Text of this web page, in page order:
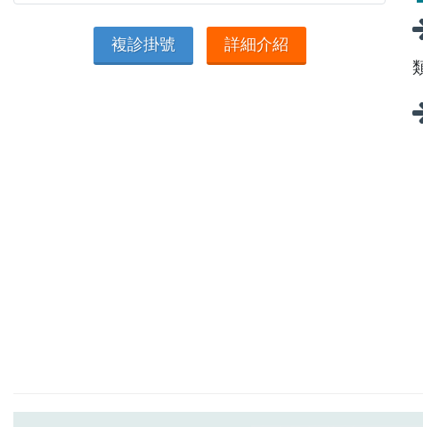
複診掛號 詳細介紹